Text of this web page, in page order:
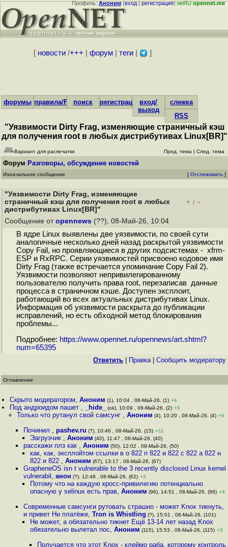
Профиль:Аноним(вход|регистрация)неRUopennet.me
[ новости/+++ форум| теги| ]
форумы правила/FAQпоиск регистрациявход/
выход
слежка
RSS
"Уязвимости Dirty Frag, изменяющие страничный кэш
для получения root в любых дистрибутивах Linux[BR]"
Вариант для распечатки Пред. тема | След. тема
Форум Разговоры, обсуждение новостей
Изначальное сообщение [ Отслеживать ]
"Уязвимости Dirty Frag, изменяющие
страничный кэш для получения root в любых
дистрибутивах Linux[BR]"
+ / –
Сообщение от opennews (??), 08-Май-26, 10:04
В ядре Linux выявлены две уязвимости, по своей сути
аналогичные несколько дней назад раскрытой уязвимости
Copy Fail, но проявляющиеся в других подсистемах - xfrm-
ESP и RxRPC. Серии уязвимостей присвоено кодовое имя
Dirty Frag (также встречается упоминание Copy Fail 2).
Уязвимости позволяют непривилегированному
пользователю получить права root, перезаписав данные
процесса в страничном кэше. Доступен эксплоит,
работающий во всех актуальных дистрибутивах Linux.
Информация об уязвимости раскрыта до публикации
исправлений, но есть обходной метод блокирования
проблемы...
Подробнее: https://www.opennet.ru/opennews/art.shtml?
num=65395
Ответить Правка| Cообщить модератору
Оглавление
Скрыто модератором,Аноним (1), 10:04 , 08-Май-26, (1) +6
Под андроидом пашет , _hide_ (ok), 10:09 , 08-Май-26, (2) +5
Только что рутанул свой самсунг , Аноним (4), 10:20 , 08-Май-26, (4) +6
Починил , pashev.ru (?), 10:46 , 08-Май-26, (15) +11
Эагрузчик ,Аноним (40), 11:47 , 08-Май-26, (40)
расскажи плз как , Аноним (50), 12:02 , 08-Май-26, (50)
как, как, эксплойтом ссылки в о 822 п 822 и 822 с 822 а 822 н
822 и 822 ,Аноним (67), 13:17 , 08-Май-26, (67)
GrapheneOS isn t vulnerable to the 3 recently disclosed Linux kernel
vulnerabil , анон (?), 12:48 , 08-Май-26, (62) +2
Потому что на каждую кросс-привилегию потенциально
опасную у selinux есть прав,Аноним (96), 14:51 , 08-Май-26, (96) +4
Современные самсунги рутовать страшно - может Knox тикнуть,
и привет Ни платёже, Tron is Whistling (?), 15:01 , 08-Май-26, (101)
Не может, а обязательно тикнет Ещё 13-14 лет назад Knox
обязательно вылетал пос,Аноним (115), 15:53 , 08-Май-26, (115) +3
Получается что этот Knox - клеймо раба, которому контроль